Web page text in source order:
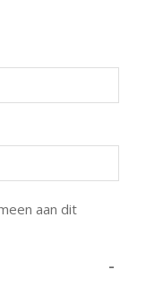
aan dit
-